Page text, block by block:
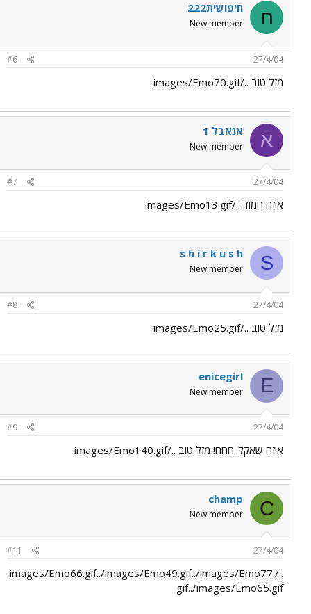
ח חיפושית222
New member
27/4/04
#6
מזל טוב ../images/Emo70.gif
א אנאבל 1
New member
27/4/04
#7
איזה חמוד ../images/Emo13.gif
S
s h i r k u s h
New member
27/4/04
#8
מזל טוב ../images/Emo25.gif
E
enicegirl
New member
27/4/04
#9
איזה שאקל..חחח! מזל טוב ../images/Emo140.gif
C
champ
New member
27/4/04
#11
../images/Emo66.gif../images/Emo49.gif../images/Emo77.
gif../images/Emo65.gif